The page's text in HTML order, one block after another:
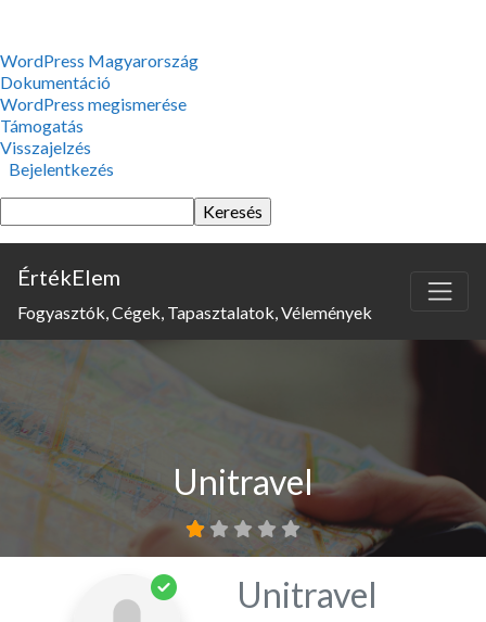
WordPress,
a
csodás
WordPress Magyarország
Dokumentáció
WordPress megismerése
Támogatás
Visszajelzés
Bejelentkezés
Keresés
ÉrtékElem
Fogyasztók, Cégek, Tapasztalatok, Vélemények
Unitravel
Unitravel